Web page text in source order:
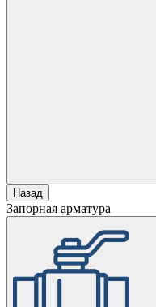
Назад
Запорная арматура